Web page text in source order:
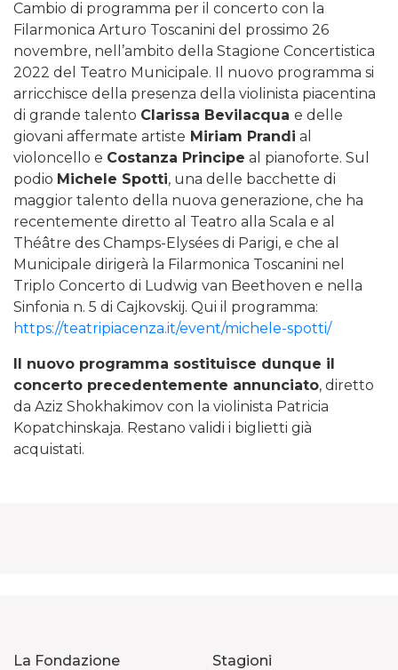
Cambio di programma per il concerto con la
Filarmonica Arturo Toscanini del prossimo 26
novembre, nell’ambito della Stagione Concertistica
2022 del Teatro Municipale. Il nuovo programma si
arricchisce della presenza della violinista piacentina
di grande talento Clarissa Bevilacqua e delle
giovani affermate artiste Miriam Prandi al
violoncello e Costanza Principe al pianoforte. Sul
podio Michele Spotti, una delle bacchette di
maggior talento della nuova generazione, che ha
recentemente diretto al Teatro alla Scala e al
Théâtre des Champs-Elysées di Parigi, e che al
Municipale dirigerà la Filarmonica Toscanini nel
Triplo Concerto di Ludwig van Beethoven e nella
Sinfonia n. 5 di Cajkovskij. Qui il programma:
https://teatripiacenza.it/event/michele-spotti/
Il nuovo programma sostituisce dunque il
concerto precedentemente annunciato, diretto
da Aziz Shokhakimov con la violinista Patricia
Kopatchinskaja. Restano validi i biglietti già
acquistati.
La Fondazione Stagioni